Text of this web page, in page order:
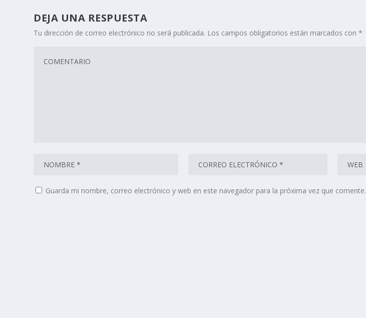
DEJA UNA RESPUESTA
Tu dirección de correo electrónico no será publicada. Los campos obligatorios están marcados con*
Guarda mi nombre, correo electrónico y web en este navegador para la próxima vez que comente.